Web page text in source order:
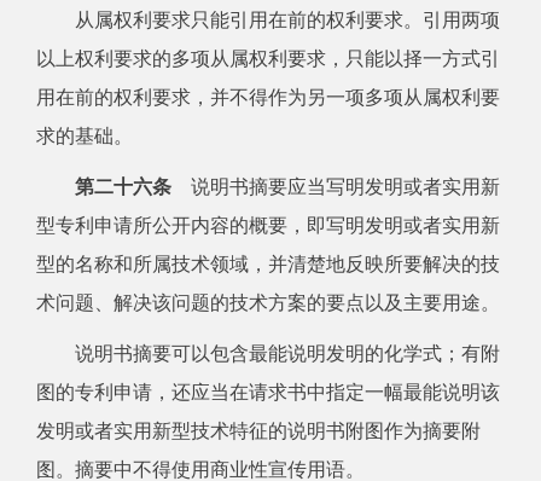
从属权利要求只能引用在前的权利要求。引用两项
以上权利要求的多项从属权利要求，只能以择一方式引
用在前的权利要求，并不得作为另一项多项从属权利要
求的基础。
第二十六条 说明书摘要应当写明发明或者实用新
型专利申请所公开内容的概要，即写明发明或者实用新
型的名称和所属技术领域，并清楚地反映所要解决的技
术问题、解决该问题的技术方案的要点以及主要用途。
说明书摘要可以包含最能说明发明的化学式；有附
图的专利申请，还应当在请求书中指定一幅最能说明该
发明或者实用新型技术特征的说明书附图作为摘要附
图。摘要中不得使用商业性宣传用语。